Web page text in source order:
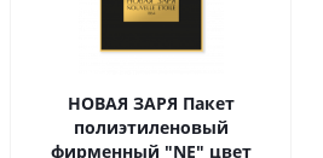
НОВАЯ ЗАРЯ Пакет
полиэтиленовый
фирменный "NE" цвет